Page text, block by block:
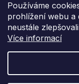
Používáme
prohlížení webu a
neustále
Více informací
Kontakt